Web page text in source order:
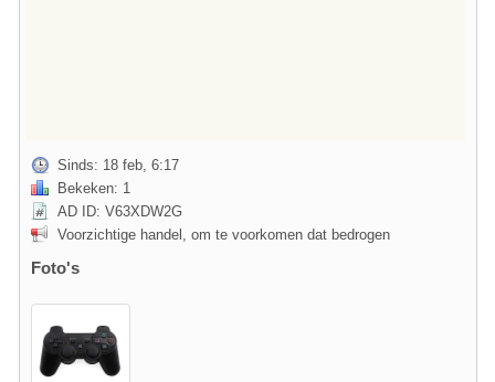
Sinds: 18 feb, 6:17
Bekeken: 1
AD ID: V63XDW2G
Voorzichtige handel, om te voorkomen dat bedrogen
Foto's